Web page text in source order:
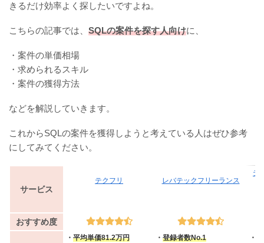
きるだけ効率よく探したいですよね。
こちらの記事では、 SQLの案件を探す人向けに、
・案件の単価相場
・求められるスキル
・案件の獲得方法
などを解説していきます。
これからSQLの案件を獲得しようと考えている人はぜひ参考
にしてみてください。
サービス
テクフリ レバテックフリーランス
テ
おすすめ度
・ 平均単価81.2万円
・ 登録者数No.1
・